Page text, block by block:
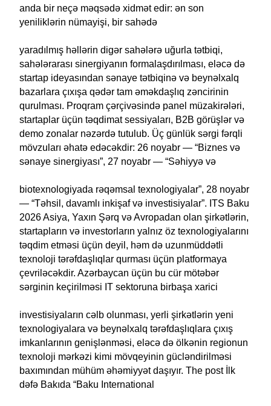
anda bir neçə məqsədə xidmət edir: ən son
yeniliklərin nümayişi, bir sahədə
yaradılmış həllərin digər sahələrə uğurla tətbiqi,
sahələrarası sinergiyanın formalaşdırılması, eləcə də
startap ideyasından sənaye tətbiqinə və beynəlxalq
bazarlara çıxışa qədər tam əməkdaşlıq zəncirinin
qurulması. Proqram çərçivəsində panel müzakirələri,
startaplar üçün təqdimat sessiyaları, B2B görüşlər və
demo zonalar nəzərdə tutulub. Üç günlük sərgi fərqli
mövzuları əhatə edəcəkdir: 26 noyabr — “Biznes və
sənaye sinergiyası”, 27 noyabr — “Səhiyyə və
biotexnologiyada rəqəmsal texnologiyalar”, 28 noyabr
— “Təhsil, davamlı inkişaf və investisiyalar”. ITS Baku
2026 Asiya, Yaxın Şərq və Avropadan olan şirkətlərin,
startapların və investorların yalnız öz texnologiyalarını
təqdim etməsi üçün deyil, həm də uzunmüddətli
texnoloji tərəfdaşlıqlar qurması üçün platformaya
çevriləcəkdir. Azərbaycan üçün bu cür mötəbər
sərginin keçirilməsi IT sektoruna birbaşa xarici
investisiyaların cəlb olunması, yerli şirkətlərin yeni
texnologiyalara və beynəlxalq tərəfdaşlıqlara çıxış
imkanlarının genişlənməsi, eləcə də ölkənin regionun
texnoloji mərkəzi kimi mövqeyinin gücləndirilməsi
baxımından mühüm əhəmiyyət daşıyır. The post İlk
dəfə Bakıda “Baku International